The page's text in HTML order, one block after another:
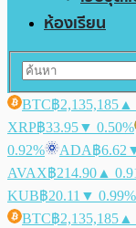
ห้องเรียน
BTC฿2,135,185 ▲
XRP฿33.95▼ 0.50%
0.92%
ADA฿6.62
AVAX฿214.90 ▲
KUB฿20.11 ▼ 0.99%
BTC฿2,135,185 ▲